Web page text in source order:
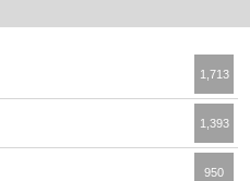
1,713
1,393
950